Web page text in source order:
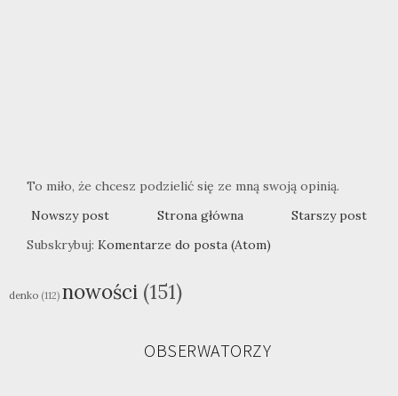
To miło, że chcesz podzielić się ze mną swoją opinią.
Nowszy post
Starszy post
Strona główna
Subskrybuj: Komentarze do posta (Atom)
denko (112) nowości (151)
OBSERWATORZY